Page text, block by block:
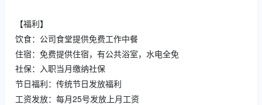
【福利】
饮食：公司食堂提供免费工作中餐
住宿：免费提供住宿，有公共浴室，水电全免
社保：入职当月缴纳社保
节日福利：传统节日发放福利
工资发放：每月25号发放上月工资